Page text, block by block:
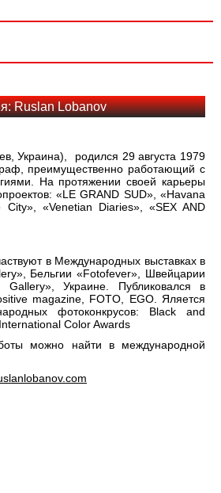
Ruslan Lobanov
Украина), родился 29 августа 1979
преимущественно работающий с
На протяжении своей карьеры
«LE GRAND SUD», «Havana
«Venetian Diaries», «SEX AND
в Международных выставках в
Бельгии «Fotofever», Швейцарии
Gallery», Украине. Публиковался в
magazine, FOTO, EGO. Яляется
фотоконкрусов: Black and
Color Awards
можно найти в международной